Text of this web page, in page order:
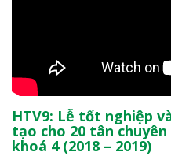
HTV9: Lễ tốt nghiệp
tạo cho 20 tân
khoá 4 (2018 – 2019)